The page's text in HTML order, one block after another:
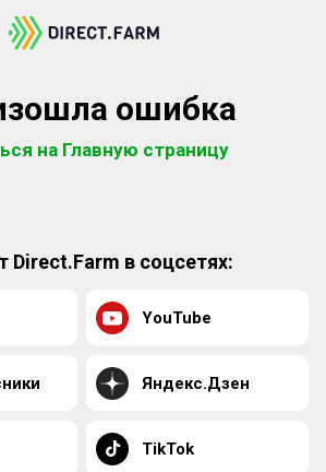
ошибка
на Главную страницу
Direct.Farm в соцсетях:
YouTube
Яндекс.Дзен
TikTok